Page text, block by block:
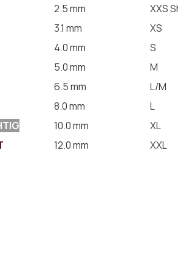
2.5 mm
XXS
3.1 mm
XS
4.0 mm
S
5.0 mm
M
6.5 mm
L/M
8.0 mm
L
10.0 mm
XL
12.0 mm XXL